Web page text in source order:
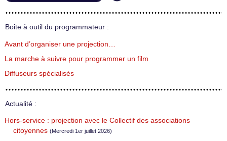
Boite à outil du programmateur :
Avant d’organiser une projection…
La marche à suivre pour programmer un film
Diffuseurs spécialisés
Actualité :
Hors-service : projection avec le Collectif des associations
citoyennes (Mercredi 1er juillet 2026)